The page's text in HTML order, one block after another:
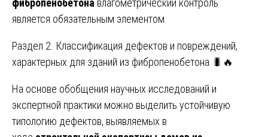
фибропенобетона влагометрический контроль
является обязательным элементом.
Раздел 2. Классификация дефектов и повреждений,
характерных для зданий из фибропенобетона 🐛🔥
На основе обобщения научных исследований и
экспертной практики можно выделить устойчивую
типологию дефектов, выявляемых в